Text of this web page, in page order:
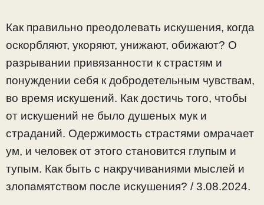
Как правильно преодолевать искушения, когда
оскорбляют, укоряют, унижают, обижают? О
разрывании привязанности к страстям и
понуждении себя к добродетельным чувствам,
во время искушений. Как достичь того, чтобы
от искушений не было душеных мук и
страданий. Одержимость страстями омрачает
ум, и человек от этого становится глупым и
тупым. Как быть с накручиваниями мыслей и
злопамятством после искушения? / 3.08.2024.